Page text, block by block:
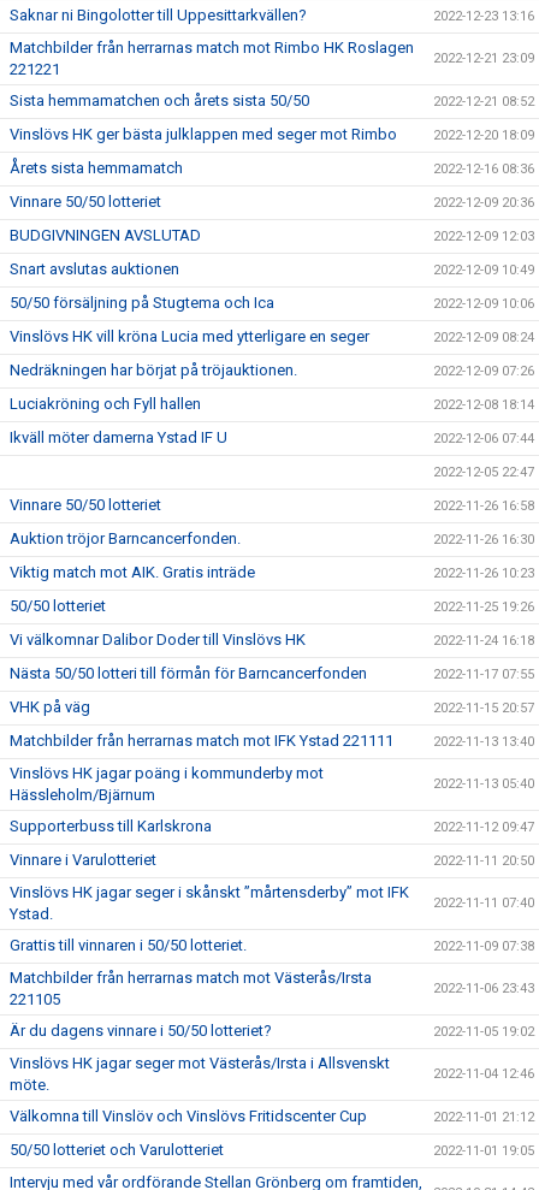
Saknar ni Bingolotter till Uppesittarkvällen? 2022-12-23 13:16
Matchbilder från herrarnas match mot Rimbo HK Roslagen
221221
2022-12-21 23:09
Sista hemmamatchen och årets sista 50/50 2022-12-21 08:52
Vinslövs HK ger bästa julklappen med seger mot Rimbo 2022-12-20 18:09
Årets sista hemmamatch 2022-12-16 08:36
Vinnare 50/50 lotteriet 2022-12-09 20:36
BUDGIVNINGEN AVSLUTAD 2022-12-09 12:03
Snart avslutas auktionen 2022-12-09 10:49
50/50 försäljning på Stugtema och Ica 2022-12-09 10:06
Vinslövs HK vill kröna Lucia med ytterligare en seger 2022-12-09 08:24
Nedräkningen har börjat på tröjauktionen. 2022-12-09 07:26
Luciakröning och Fyll hallen 2022-12-08 18:14
Ikväll möter damerna Ystad IF U 2022-12-06 07:44
2022-12-05 22:47
Vinnare 50/50 lotteriet 2022-11-26 16:58
Auktion tröjor Barncancerfonden. 2022-11-26 16:30
Viktig match mot AIK. Gratis inträde 2022-11-26 10:23
50/50 lotteriet 2022-11-25 19:26
Vi välkomnar Dalibor Doder till Vinslövs HK 2022-11-24 16:18
Nästa 50/50 lotteri till förmån för Barncancerfonden 2022-11-17 07:55
VHK på väg 2022-11-15 20:57
Matchbilder från herrarnas match mot IFK Ystad 221111 2022-11-13 13:40
Vinslövs HK jagar poäng i kommunderby mot
Hässleholm/Bjärnum
2022-11-13 05:40
Supporterbuss till Karlskrona 2022-11-12 09:47
Vinnare i Varulotteriet 2022-11-11 20:50
Vinslövs HK jagar seger i skånskt ”mårtensderby” mot IFK
Ystad.
2022-11-11 07:40
Grattis till vinnaren i 50/50 lotteriet. 2022-11-09 07:38
Matchbilder från herrarnas match mot Västerås/Irsta
221105
2022-11-06 23:43
Är du dagens vinnare i 50/50 lotteriet? 2022-11-05 19:02
Vinslövs HK jagar seger mot Västerås/Irsta i Allsvenskt
möte.
2022-11-04 12:46
Välkomna till Vinslöv och Vinslövs Fritidscenter Cup 2022-11-01 21:12
50/50 lotteriet och Varulotteriet 2022-11-01 19:05
Intervju med vår ordförande Stellan Grönberg om framtiden,